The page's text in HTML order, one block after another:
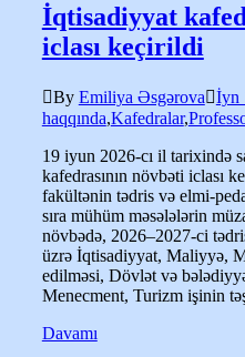
İqtisadiyyat
iclası keçirildi
By Emiliya Əsgərova İyn
haqqında,Kafedralar,
19 iyun 2026-cı il tarixində
kafedrasının növbəti iclası
fakültənin tədris və elmi-
sıra mühüm məsələlərin
növbədə, 2026–2027-ci
üzrə İqtisadiyyat, Maliyyə,
edilməsi, Dövlət və
Menecment, Turizm işinin
Davamı